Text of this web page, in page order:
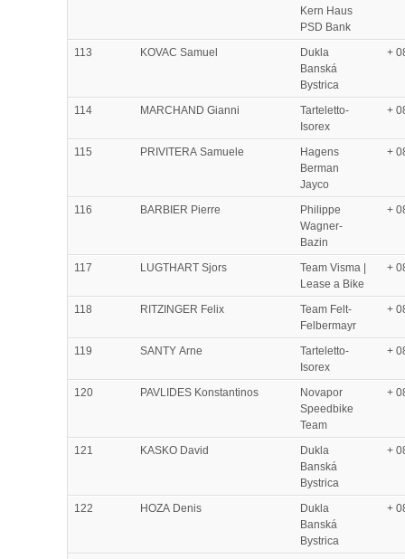
Kern Haus
PSD Bank
113 KOVAC Samuel
Dukla
Banská
Bystrica
+
114 MARCHAND Gianni
Tarteletto-
Isorex
+
115 PRIVITERA Samuele
Hagens
Berman
Jayco
+
116 BARBIER Pierre
Philippe
Wagner-
Bazin
+
117 LUGTHART Sjors
Team Visma |
Lease a Bike
+
118 RITZINGER Felix
Team Felt-
Felbermayr
+
119 SANTY Arne
Tarteletto-
Isorex
+
120 PAVLIDES Konstantinos
Novapor
Speedbike
Team
+
121 KASKO David
Dukla
Banská
Bystrica
+
122 HOZA Denis
Dukla
Banská
Bystrica
+